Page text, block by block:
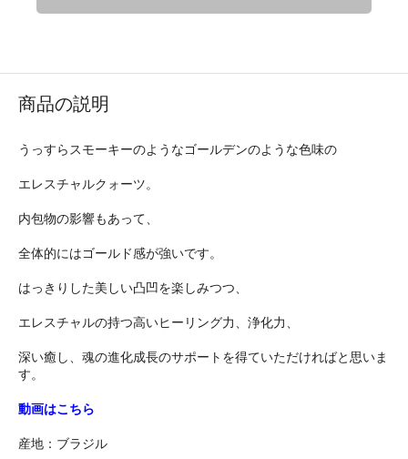
商品の説明
うっすらスモーキーのようなゴールデンのような色味の
エレスチャルクォーツ。
内包物の影響もあって、
全体的にはゴールド感が強いです。
はっきりした美しい凸凹を楽しみつつ、
エレスチャルの持つ高いヒーリング力、浄化力、
深い癒し、魂の進化成長のサポートを得ていただければと思いま
す。
動画はこちら
産地：ブラジル